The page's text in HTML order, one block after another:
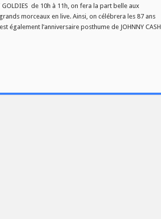
de 10h à 11h, on fera la part belle aux
morceaux en live. Ainsi, on célébrera les 87 ans
l’anniversaire posthume de JOHNNY CASH